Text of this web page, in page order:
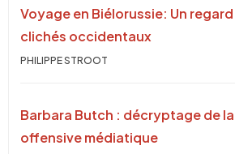
Voyage en Biélorussie: Un
clichés occidentaux
PHILIPPE STROOT
Barbara Butch : décryptage de
offensive médiatique